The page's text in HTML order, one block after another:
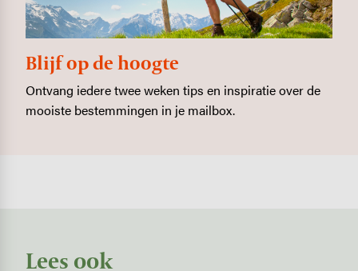
Blijf op de hoogte
Ontvang iedere twee weken tips en inspiratie over de
mooiste bestemmingen in je mailbox.
Lees ook